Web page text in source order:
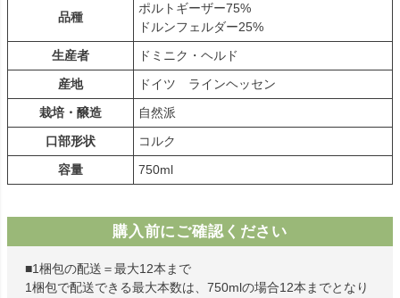
品種
ポルトギーザー75%
ドルンフェルダー25%
生産者
ドミニク・ヘルド
産地
ドイツ ラインヘッセン
栽培・醸造
自然派
口部形状
コルク
容量
750ml
購入前にご確認ください
■1梱包の配送＝最大12本まで
1梱包で配送できる最大本数は、750mlの場合12本までとなり